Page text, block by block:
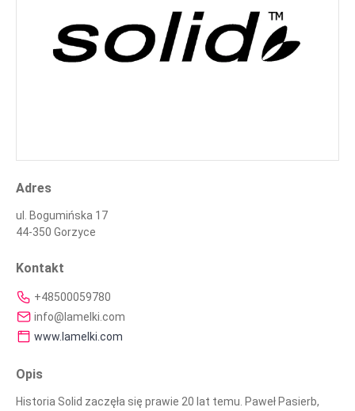
Adres
ul. Bogumińska 17
44-350 Gorzyce
Kontakt
+48500059780
info@lamelki.com
www.lamelki.com
Opis
Historia Solid zaczęła się prawie 20 lat temu. Paweł Pasierb,